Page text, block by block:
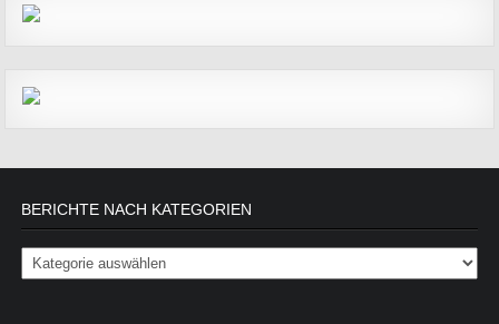
BERICHTE NACH KATEGORIEN
Berichte nach Kategorien